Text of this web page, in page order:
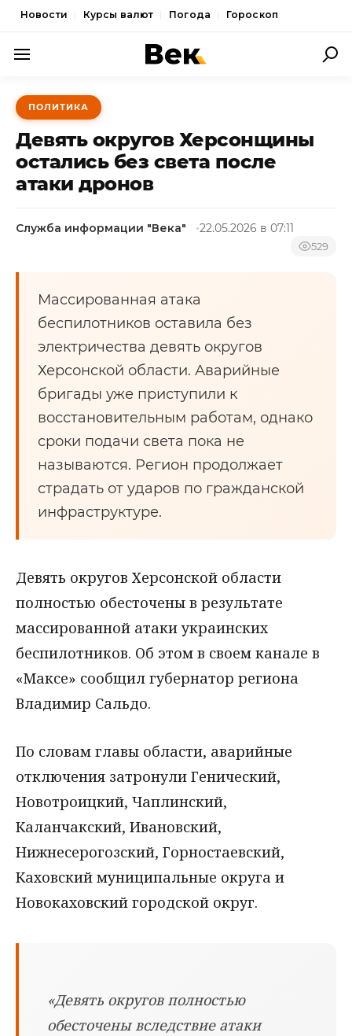
Новости Курсы валют Погода Гороскоп
ПОЛИТИКА
ЭКОНОМИКА
ОБЩЕСТВО
СПОРТ
ПОЛИТИКА
Девять округов Херсонщины
остались без света после
атаки дронов
Служба информации "Века" 22.05.2026 в 07:11
529
Массированная атака
беспилотников оставила без
электричества девять округов
Херсонской области. Аварийные
бригады уже приступили к
восстановительным работам, однако
сроки подачи света пока не
называются. Регион продолжает
страдать от ударов по гражданской
инфраструктуре.
Девять округов Херсонской области
полностью обесточены в результате
массированной атаки украинских
беспилотников. Об этом в своем канале в
«Максе» сообщил губернатор региона
Владимир Сальдо.
По словам главы области, аварийные
отключения затронули Генический,
Новотроицкий, Чаплинский,
Каланчакский, Ивановский,
Нижнесерогозский, Горностаевский,
Каховский муниципальные округа и
Новокаховский городской округ.
«Девять округов полностью
обесточены вследствие атаки